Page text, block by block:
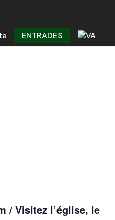
ENTRADES
/ Visitez l’église, le